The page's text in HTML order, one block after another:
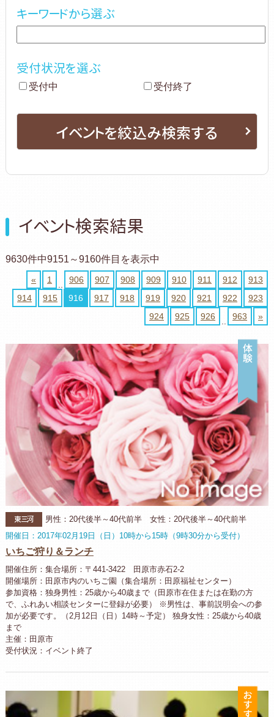
キーワードから選ぶ
受付状況を選ぶ
受付中 受付終了
イベントを絞込み検索する
イベント検索結果
9630件中9151～9160件目を表示中
« 1 906 907 908 909 910 911 912
913
914
915 916 917 918 919 920 921 922
923
924
925 926 963 »
体
東三河
男性：20代後半～40代前半 女性：20代後半～40代前半
開催日：2017年02月19日（日）10時から15時（9時30分から受付）
いちご狩り＆ランチ
開催住所：集合場所：〒441-3422 田原市赤石2-2
開催場所：田原市内のいちご園（集合場所：田原福祉センター）
参加資格：独身男性：25歳から40歳まで（田原市在住または在勤の方
で、ふれあい相談センターに登録が必要） ※男性は、事前説明会への参
加が必要です。（2月12日（日）14時～予定） 独身女性：25歳から40歳
まで
主催：田原市
受付状況：イベント終了
お